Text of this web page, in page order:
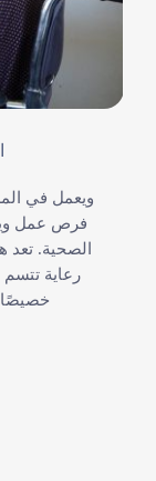
فرص عمل
الصحية. تعد
رعاية تتسم
خصيصًا